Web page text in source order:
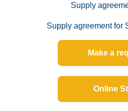
Supply
Supply agreement for
Make a
Online